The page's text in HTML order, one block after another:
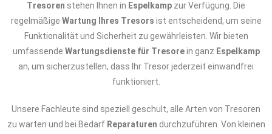
Tresoren stehen Ihnen in Espelkamp zur Verfügung. Die
regelmäßige Wartung Ihres Tresors ist entscheidend, um seine
Funktionalität und Sicherheit zu gewährleisten. Wir bieten
umfassende Wartungsdienste für Tresorein ganz Espelkamp
an, um sicherzustellen, dass Ihr Tresor jederzeit einwandfrei
funktioniert.
Unsere Fachleute sind speziell geschult, alle Arten von Tresoren
zu warten und bei Bedarf Reparaturen durchzuführen. Von kleinen